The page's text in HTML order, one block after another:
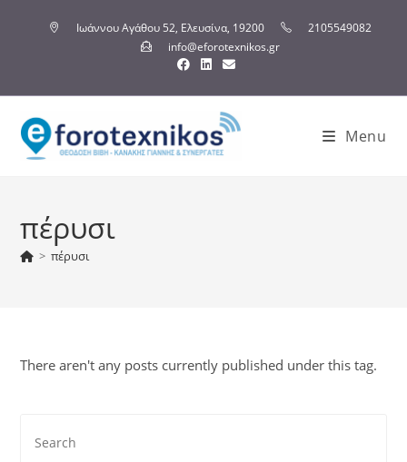
Ιωάννου Αγάθου 52, Ελευσίνα, 19200
2105549082
info@eforotexnikos.gr
Menu
πέρυσι
> πέρυσι
There aren't any posts currently published under this tag.